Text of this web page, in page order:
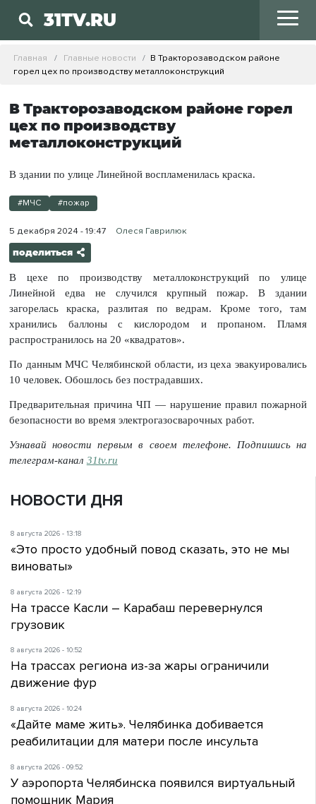
31TV.RU
Главная Главные новости
В Тракторозаводском районе
горел цех по производству металлоконструкций
В Тракторозаводском районе горел
цех по производству
металлоконструкций
В здании по улице Линейной воспламенилась краска.
#МЧС #пожар
5 декабря 2024 - 19:47 Олеся Гаврилюк
поделиться
В цехе по производству металлоконструкций по улице
Линейной едва не случился крупный пожар. В здании
загорелась краска, разлитая по ведрам. Кроме того, там
хранились баллоны с кислородом и пропаном. Пламя
распространилось на 20 «квадратов».
По данным МЧС Челябинской области, из цеха эвакуировались
10 человек. Обошлось без пострадавших.
Предварительная причина ЧП — нарушение правил пожарной
безопасности во время электрогазосварочных работ.
Узнавай новости первым в своем телефоне. Подпишись на
телеграм-канал 31tv.ru
НОВОСТИ ДНЯ
8 августа 2026 - 13:18
«Это просто удобный повод сказать, это не мы
виноваты»
8 августа 2026 - 12:19
На трассе Касли – Карабаш перевернулся
грузовик
8 августа 2026 - 10:52
На трассах региона из-за жары ограничили
движение фур
8 августа 2026 - 10:24
«Дайте маме жить». Челябинка добивается
реабилитации для матери после инсульта
8 августа 2026 - 09:52
У аэропорта Челябинска появился виртуальный
помощник Мария